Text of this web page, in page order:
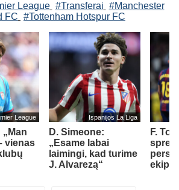
League #Transferai #Manchester
FC #Tottenham Hotspur FC
League
„Man
vienas
Ispanijos La Liga
D. Simeone:
„Esame labai
laimingi, kad turime
J. Alvarezą“
F.
ekipą